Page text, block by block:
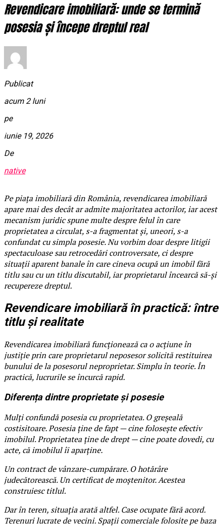
Revendicare imobiliară: unde se termină
posesia și începe dreptul real
Publicat
acum 2 luni
pe
iunie 19, 2026
De
native
Pe piața imobiliară din România, revendicarea imobiliară
apare mai des decât ar admite majoritatea actorilor, iar acest
mecanism juridic spune multe despre felul în care
proprietatea a circulat, s-a fragmentat și, uneori, s-a
confundat cu simpla posesie. Nu vorbim doar despre litigii
spectaculoase sau retrocedări controversate, ci despre
situații aparent banale în care cineva ocupă un imobil fără
titlu sau cu un titlu discutabil, iar proprietarul încearcă să-și
recupereze dreptul.
Revendicare imobiliară în practică: între
titlu și realitate
Revendicarea imobiliară funcționează ca o acțiune în
justiție prin care proprietarul neposesor solicită restituirea
bunului de la posesorul neproprietar. Simplu în teorie. În
practică, lucrurile se încurcă rapid.
Diferența dintre proprietate și posesie
Mulți confundă posesia cu proprietatea. O greșeală
costisitoare. Posesia ține de fapt — cine folosește efectiv
imobilul. Proprietatea ține de drept — cine poate dovedi, cu
acte, că imobilul îi aparține.
Un contract de vânzare-cumpărare. O hotărâre
judecătorească. Un certificat de moștenitor. Acestea
construiesc titlul.
Dar în teren, situația arată altfel. Case ocupate fără acord.
Terenuri lucrate de vecini. Spații comerciale folosite pe baza